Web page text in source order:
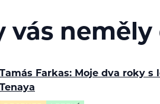
vás
Tamás Farkas: Moje dva roky s
Tenaya